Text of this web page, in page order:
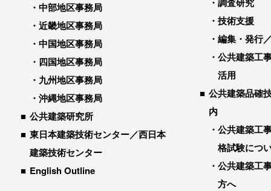
中部地区事務局
近畿地区事務局
中国地区事務局
四国地区事務局
九州地区事務局
沖縄地区事務局
公共建築研究所
東日本建築技術センター／西日本
建築技術センター
English Outline
技術支援
編集・発行
公共建築工
活用
公共建築品確
内
公共建築工
格試験につ
公共建築工
方へ